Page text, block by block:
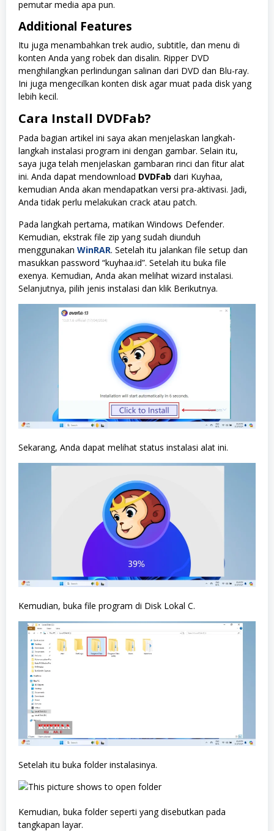
pemutar media apa pun.
Additional Features
Itu juga menambahkan trek audio, subtitle, dan menu di
konten Anda yang robek dan disalin. Ripper DVD
menghilangkan perlindungan salinan dari DVD dan Blu-ray.
Ini juga mengecilkan konten disk agar muat pada disk yang
lebih kecil.
Cara Install DVDFab?
Pada bagian artikel ini saya akan menjelaskan langkah-
langkah instalasi program ini dengan gambar. Selain itu,
saya juga telah menjelaskan gambaran rinci dan fitur alat
ini. Anda dapat mendownload DVDFab dari Kuyhaa,
kemudian Anda akan mendapatkan versi pra-aktivasi. Jadi,
Anda tidak perlu melakukan crack atau patch.
Pada langkah pertama, matikan Windows Defender.
Kemudian, ekstrak file zip yang sudah diunduh
menggunakan WinRAR. Setelah itu jalankan file setup dan
masukkan password “kuyhaa.id”. Setelah itu buka file
exenya. Kemudian, Anda akan melihat wizard instalasi.
Selanjutnya, pilih jenis instalasi dan klik Berikutnya.
Sekarang, Anda dapat melihat status instalasi alat ini.
Kemudian, buka file program di Disk Lokal C.
Setelah itu buka folder instalasinya.
Kemudian, buka folder seperti yang disebutkan pada
tangkapan layar.